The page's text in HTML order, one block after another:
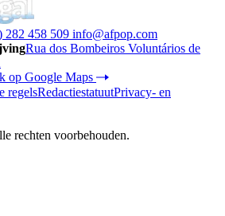
282 458 509 info@afpop.com
Rua dos Bombeiros Voluntários de
op Google Maps
regelsRedactiestatuutPrivacy- en
rechten voorbehouden.